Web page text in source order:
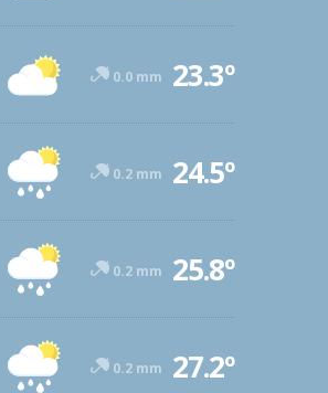
0.0 mm 23.3º
0.2 mm 24.5º
0.2 mm 25.8º
0.2 mm 27.2º